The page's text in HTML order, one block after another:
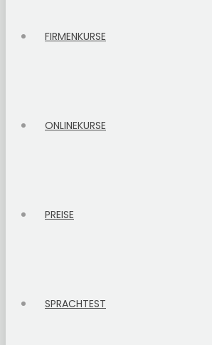
FIRMENKURSE
ONLINEKURSE
PREISE
SPRACHTEST